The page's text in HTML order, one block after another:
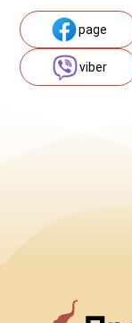
page
viber